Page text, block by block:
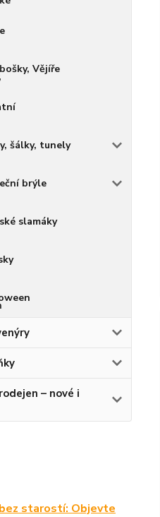
Vějíře
šálky, tunely
brýle
slamáky
– nové i
starostí: Objevte